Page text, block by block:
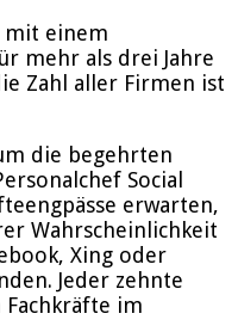
mit einem
mehr als drei Jahre
Zahl aller Firmen ist
die begehrten
Social
erwarten,
Wahrscheinlichkeit
Xing oder
Jeder zehnte
im